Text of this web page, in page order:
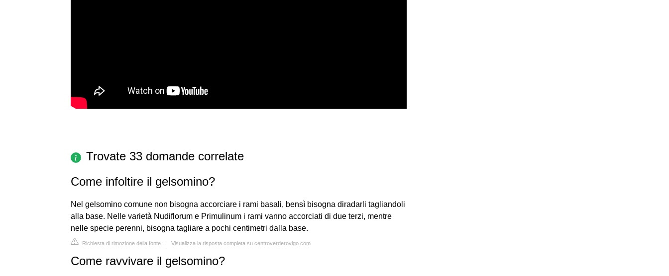
Trovate 33 domande correlate
Come infoltire il gelsomino?
Nel gelsomino comune non bisogna accorciare i rami basali, bensì bisogna diradarli tagliandoli
alla base. Nelle varietà Nudiflorum e Primulinum i rami vanno accorciati di due terzi, mentre
nelle specie perenni, bisogna tagliare a pochi centimetri dalla base.
Richiesta di rimozione della fonte | Visualizza la risposta completa su centroverderovigo.com
Come ravvivare il gelsomino?